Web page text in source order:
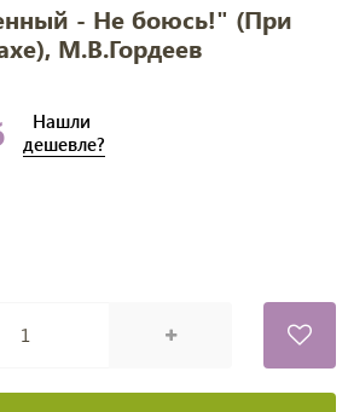
- Не боюсь!" (При
М.В.Гордеев
Нашли
дешевле?